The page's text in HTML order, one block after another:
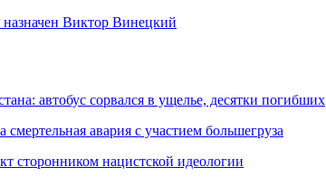
Виктор Винецкий
автобус сорвался в ущелье, десятки погибших
авария с участием большегруза
сторонником нацистской идеологии